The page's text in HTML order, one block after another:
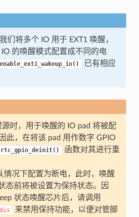
们将多个 IO 用于 EXT1 唤醒，
的唤醒模式配置成不同的电
已有相应
源时，用于唤醒的 IO pad 将被配
此，在将该 pad 用作数字 GPIO
rtc_gpio_deinit()
函数对其进行重
情况下配置为断电，此时，唤醒
态前将被设置为保持状态。因
状态唤醒芯片后，请调用
来禁用保持功能，以便对管脚